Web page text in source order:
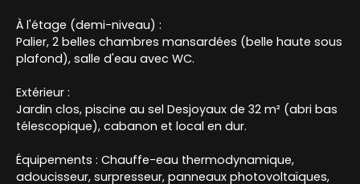
À l'étage (demi-niveau) :
Palier, 2 belles chambres mansardées (belle haute sous
plafond), salle d'eau avec WC.
Extérieur :
Jardin clos, piscine au sel Desjoyaux de 32 m² (abri bas
télescopique), cabanon et local en dur.
Équipements : Chauffe-eau thermodynamique,
adoucisseur, surpresseur, panneaux photovoltaïques,